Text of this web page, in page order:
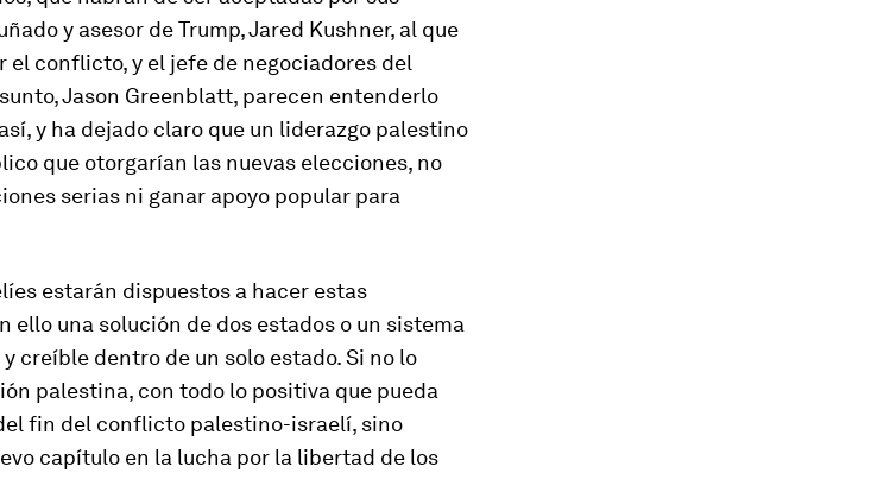
y asesor de Trump, Jared Kushner, al que
el conflicto, y el jefe de negociadores del
Jason Greenblatt, parecen entenderlo
y ha dejado claro que un liderazgo palestino
que otorgarían las nuevas elecciones, no
serias ni ganar apoyo popular para
estarán dispuestos a hacer estas
ello una solución de dos estados o un sistema
creíble dentro de un solo estado. Si no lo
palestina, con todo lo positiva que pueda
fin del conflicto palestino-israelí, sino
capítulo en la lucha por la libertad de los